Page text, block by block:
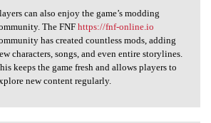
can also enjoy the
can also enjoy the game’s modding
The FNF https://fnf-online.io
has created countless mods, adding
characters, songs, and even entire storylines.
keeps the game fresh and allows players to
new content regularly.